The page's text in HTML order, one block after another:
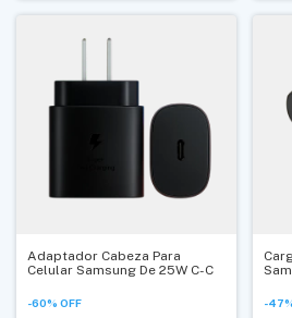
Adaptador Cabeza Para
Celular Samsung De 25W C-C
-60% OFF -47